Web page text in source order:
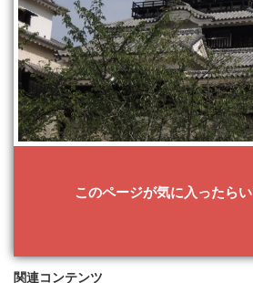
このページが気に入ったらい
関連コンテンツ